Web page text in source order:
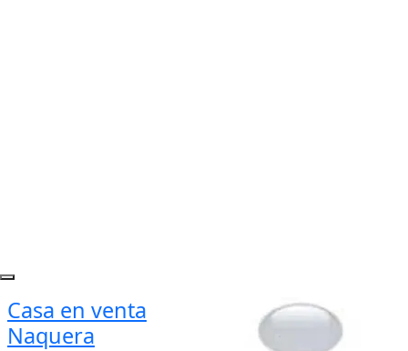
Casa en venta
Naquera